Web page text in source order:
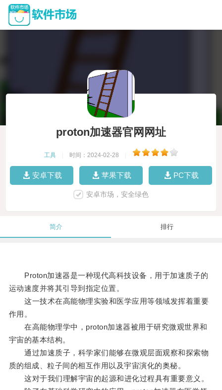
proton加速器官网网址
工具 时间：2024-02-28
安卓下载 苹果下载 PC下载
安卓市场，安全绿色
简介 排行
Proton加速器是一种现代高科技设备，用于加速质子的
运动速度并将其引导到指定位置。
这一技术在高能物理实验和医学应用等领域发挥着重要
作用。
在高能物理学中，proton加速器被用于研究微观世界和
宇宙的基本结构。
通过加速质子，科学家们能够在微观层面观察和探索物
质的组成、粒子间的相互作用以及宇宙演化的奥秘。
这对于我们理解宇宙的起源和进化过程具有重要意义。